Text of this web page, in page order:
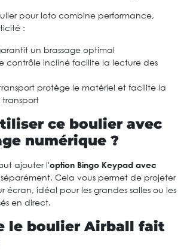
pour loto combine performance,
:
un brassage optimal
contrôle incliné facilite la lecture des
protège le matériel et facilite la
transport
ce boulier avec
numérique ?
ajouter l'option Bingo Keypad avec
Cela vous permet de projeter
écran, idéal pour les grandes salles ou les
en direct.
le boulier Airball fait